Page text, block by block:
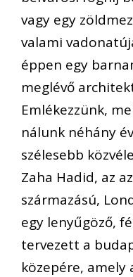
vagy egy
valami
éppen egy
meglévő
Emlékezzünk,
nálunk néhány
szélesebb
Zaha Hadid, az
származású,
egy lenyűgöző,
tervezett a
közepére, amely